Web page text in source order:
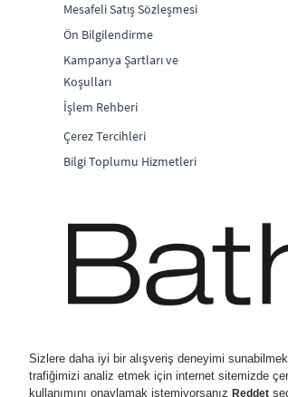
Mesafeli Satış Sözleşmesi
Ön Bilgilendirme
Kampanya Şartları ve
Koşulları
İşlem Rehberi
Çerez Tercihleri
Bilgi Toplumu Hizmetleri